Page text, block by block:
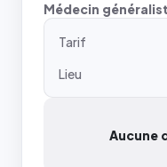
Médecin
Tarif
Lieu
Aucune